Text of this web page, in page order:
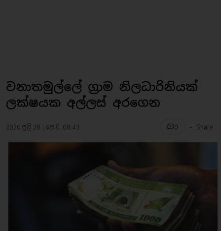
වනාතමුල්ලේ ග්‍රාම නිලධාරිනියක්
ලක්ෂයක අල්ලස් අරගෙන
2020 ජූලි 28 | පෙ.ව. 08:43 0 - Share